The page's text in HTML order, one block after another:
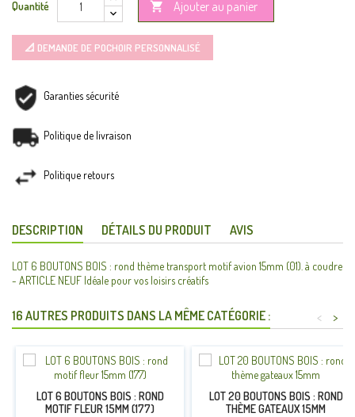
Quantité  Ajouter au panier
📐 DEMANDE DE POCHOIR PERSONNALISÉ
Garanties sécurité
Politique de livraison
Politique retours
DESCRIPTION DÉTAILS DU PRODUIT AVIS
LOT 6 BOUTONS BOIS : rond thème transport motif avion 15mm (01). à coudre
- ARTICLE NEUF Idéale pour vos loisirs créatifs
16 AUTRES PRODUITS DANS LA MÊME CATÉGORIE : >
<
LOT 6 BOUTONS BOIS : ROND
MOTIF FLEUR 15MM (177)
LOT 20 BOUTONS BOIS : ROND
THÈME GATEAUX 15MM